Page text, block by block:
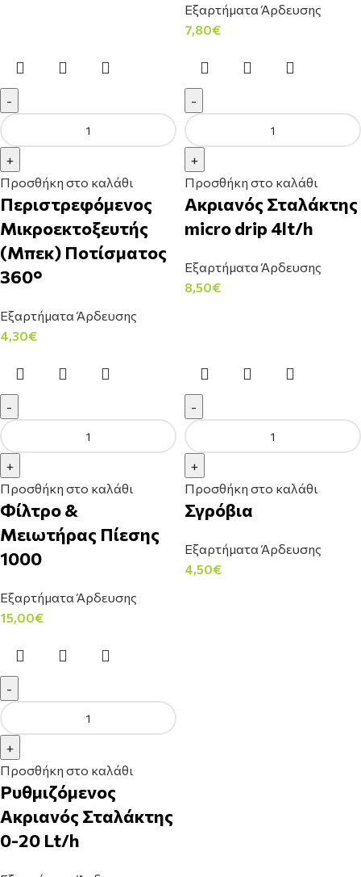
Εξαρτήματα Άρδευσης
7,80€
Προσθήκη στο καλάθι
Περιστρεφόμενος
Μικροεκτοξευτής
(Μπεκ) Ποτίσματος
360°
Εξαρτήματα Άρδευσης
4,30€
Προσθήκη στο καλάθι
Ακριανός Σταλάκτης
micro drip 4lt/h
Εξαρτήματα Άρδευσης
8,50€
Προσθήκη στο καλάθι
Φίλτρο &
Μειωτήρας Πίεσης
1000
Εξαρτήματα Άρδευσης
15,00€
Προσθήκη στο καλάθι
Σγρόβια
Εξαρτήματα Άρδευσης
4,50€
Προσθήκη στο καλάθι
Ρυθμιζόμενος
Ακριανός Σταλάκτης
0-20 Lt/h